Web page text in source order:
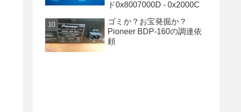
ド0x8007000D - 0x2000C
ゴミか？お宝発掘か？
Pioneer BDP-160の調達依
頼